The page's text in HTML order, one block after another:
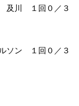
／３ ０
回０／３ １